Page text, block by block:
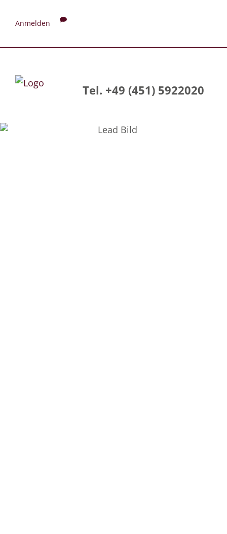
Anmelden
Tel. +49 (451) 5922020